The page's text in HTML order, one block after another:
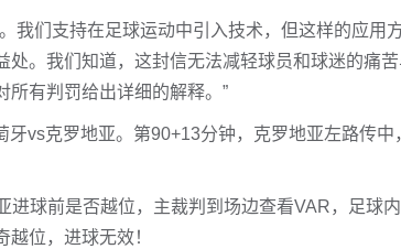
我们支持在足球运动中引入技术，但这样的应用
处。我们知道，这封信无法减轻球员和球迷的痛
所有判罚给出详细的解释。”
牙vs克罗地亚。第90+13分钟，克罗地亚左路传中
进球前是否越位，主裁判到场边查看VAR，足球
位，进球无效！